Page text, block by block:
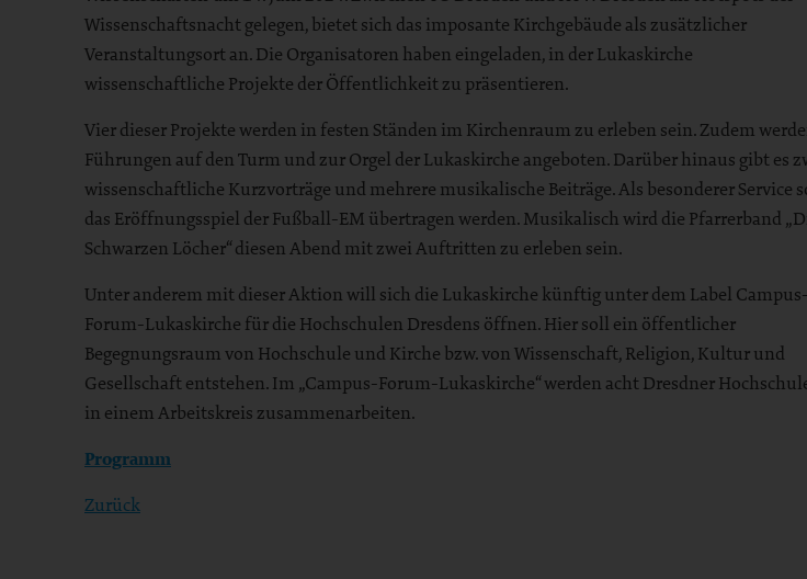
Wissenschaftsnacht gelegen, bietet sich das imposante Kirchgebäude als zusätzlicher
Veranstaltungsort an. Die Organisatoren haben eingeladen, in der Lukaskirche
wissenschaftliche Projekte der Öffentlichkeit zu präsentieren.
Vier dieser Projekte werden in festen Ständen im Kirchenraum zu erleben sein. Zudem
Führungen auf den Turm und zur Orgel der Lukaskirche angeboten. Darüber hinaus gibt es
wissenschaftliche Kurzvorträge und mehrere musikalische Beiträge. Als besonderer Service
das Eröffnungsspiel der Fußball-EM übertragen werden. Musikalisch wird die Pfarrerband
Schwarzen Löcher“ diesen Abend mit zwei Auftritten zu erleben sein.
Unter anderem mit dieser Aktion will sich die Lukaskirche künftig unter dem Label Campus-
Forum-Lukaskirche für die Hochschulen Dresdens öffnen. Hier soll ein öffentlicher
Begegnungsraum von Hochschule und Kirche bzw. von Wissenschaft, Religion, Kultur und
Gesellschaft entstehen. Im „Campus-Forum-Lukaskirche“ werden acht Dresdner
in einem Arbeitskreis zusammenarbeiten.
Programm
Zurück